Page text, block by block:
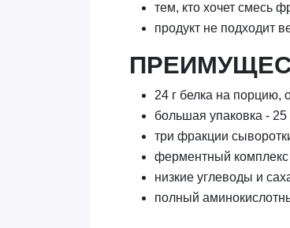
тем, кто хочет смесь
продукт не подходит
24 г белка на порцию,
большая упаковка -
три фракции
ферментный комплекс
низкие углеводы и
полный